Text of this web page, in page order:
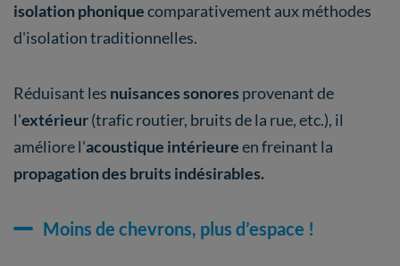
isolation phoniquecomparativement aux méthodes
d'isolation traditionnelles.
Réduisant les nuisances sonores provenant de
l'extérieur(trafic routier, bruits de la rue, etc.), il
améliore l'acoustique intérieureen freinant la
propagation des bruits indésirables.
Moins de chevrons, plus d’espace !